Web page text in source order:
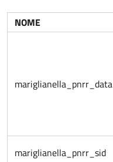
NOME
mariglianella_pnrr_data
mariglianella_pnrr_sid